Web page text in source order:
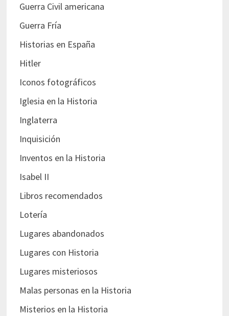
Guerra Civil americana
Guerra Fría
Historias en España
Hitler
Iconos fotográficos
Iglesia en la Historia
Inglaterra
Inquisición
Inventos en la Historia
Isabel II
Libros recomendados
Lotería
Lugares abandonados
Lugares con Historia
Lugares misteriosos
Malas personas en la Historia
Misterios en la Historia